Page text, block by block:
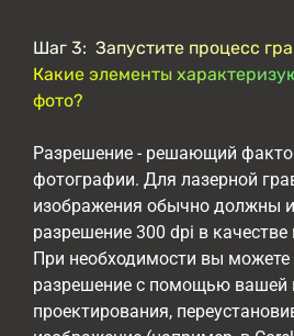
Шаг 3: Запустите процесс
Какие элементы
фото?
Разрешение - решающий
фотографии. Для лазерной
изображения обычно должны
разрешение 300 dpi в качестве
При необходимости вы можете
разрешение с помощью
проектирования,